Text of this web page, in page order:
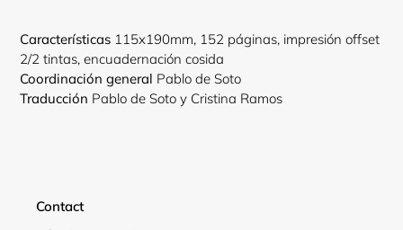
Características 115x190mm, 152 páginas, impresión offset
2/2 tintas, encuadernación cosida
Coordinación general Pablo de Soto
Traducción Pablo de Soto y Cristina Ramos
Contact
Log in to your account to add products to your wishlist
view your previously saved items.
Login